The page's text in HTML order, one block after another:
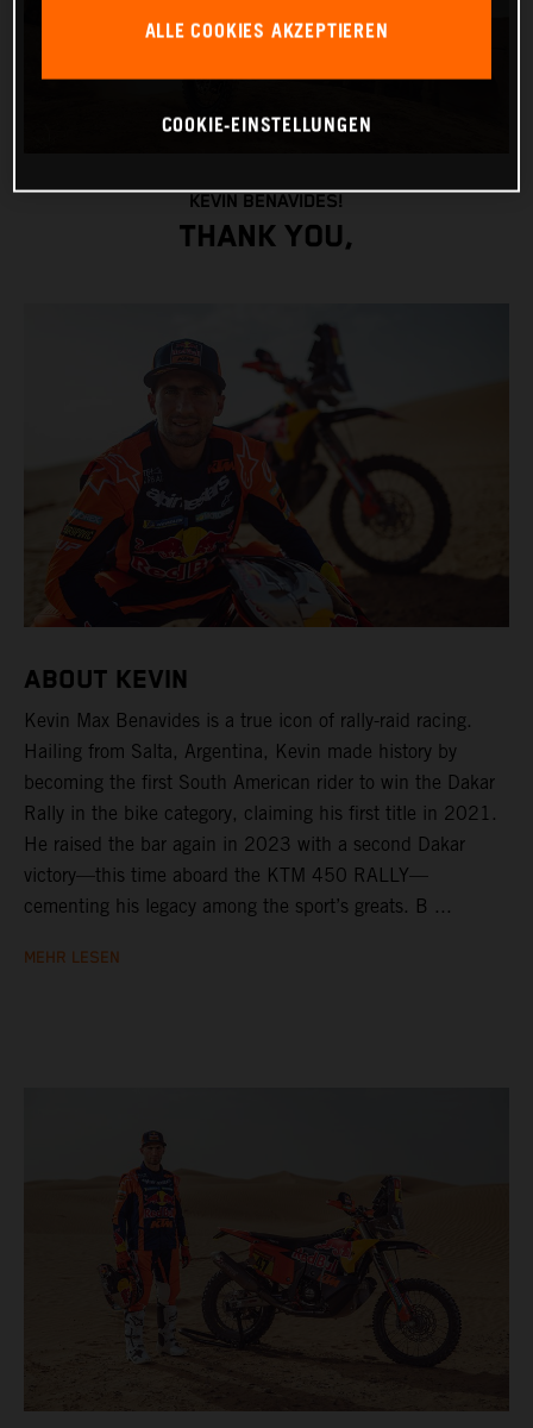
KEVIN BENAVIDES!
THANK YOU,
ABOUT KEVIN
Kevin Max Benavides is a true icon of rally-raid racing.
Hailing from Salta, Argentina, Kevin made history by
becoming the first South American rider to win the Dakar
Rally in the bike category, claiming his first title in 2021.
He raised the bar again in 2023 with a second Dakar
victory—this time aboard the KTM 450 RALLY—
cementing his legacy among the sport’s greats. B ...
MEHR LESEN
ALLE COOKIES AKZEPTIEREN
COOKIE-EINSTELLUNGEN